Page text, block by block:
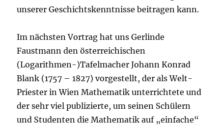
unserer Geschichtskenntnisse beitragen kann.
Im nächsten Vortrag hat uns Gerlinde
Faustmann den österreichischen
(Logarithmen-)Tafelmacher Johann Konrad
Blank (1757 – 1827) vorgestellt, der als Welt-
Priester in Wien Mathematik unterrichtete und
der sehr viel publizierte, um seinen Schülern
und Studenten die Mathematik auf „einfache“